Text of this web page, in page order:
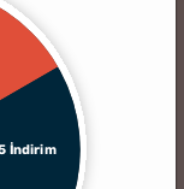
İndirim